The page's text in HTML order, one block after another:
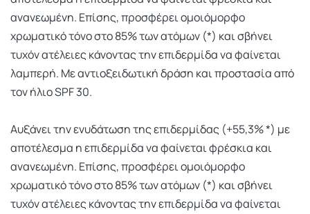
ανανεωμένη. Επίσης, προσφέρει ομοιόμορφο
χρωματικό τόνο στο 85% των ατόμων (*) και σβήνει
τυχόν ατέλειες κάνοντας την επιδερμίδα να φαίνεται
λαμπερή. Με αντιοξειδωτική δράση και προστασία από
τον ήλιο SPF 30.
Αυξάνει την ενυδάτωση της επιδερμίδας (+55,3% *) με
αποτέλεσμα η επιδερμίδα να φαίνεται φρέσκια και
ανανεωμένη. Επίσης, προσφέρει ομοιόμορφο
χρωματικό τόνο στο 85% των ατόμων (*) και σβήνει
τυχόν ατέλειες κάνοντας την επιδερμίδα να φαίνεται